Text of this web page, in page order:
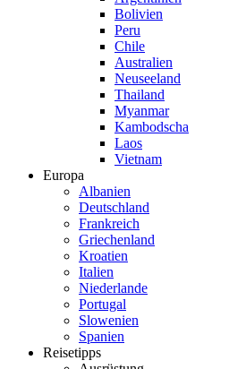
Bolivien
Peru
Chile
Australien
Neuseeland
Thailand
Myanmar
Kambodscha
Laos
Vietnam
Europa
Albanien
Deutschland
Frankreich
Griechenland
Kroatien
Italien
Niederlande
Portugal
Slowenien
Spanien
Reisetipps